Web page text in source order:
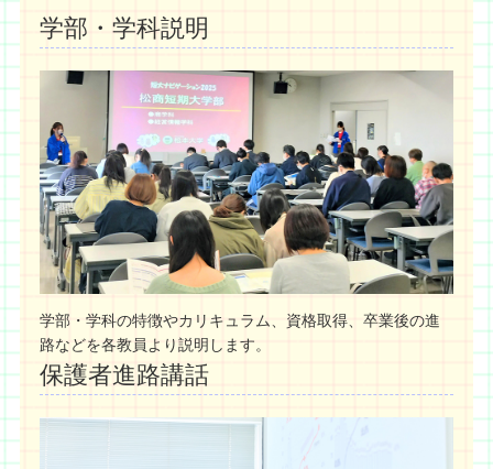
学部・学科説明
学部・学科の特徴やカリキュラム、資格取得、卒業後の進
路などを各教員より説明します。
保護者進路講話